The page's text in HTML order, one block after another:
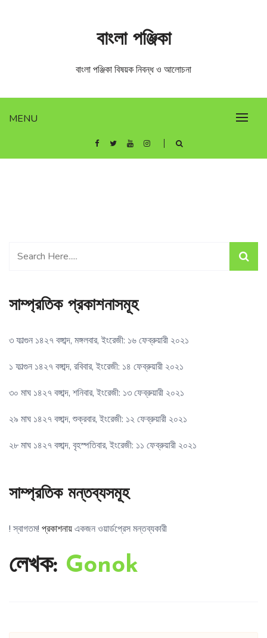
MENU
বাংলা পঞ্জিকা
বাংলা পঞ্জিকা বিষয়ক নিবন্ধ ও আলোচনা
লেখক: Gonok
সাম্প্রতিক প্রকাশনাসমূহ
৩ ফাল্গুন ১৪২৭ বঙ্গাব্দ, মঙ্গলবার, ইংরেজী: ১৬ ফেব্রুয়ারী ২০২১
১ ফাল্গুন ১৪২৭ বঙ্গাব্দ, রবিবার, ইংরেজী: ১৪ ফেব্রুয়ারী ২০২১
৩০ মাঘ ১৪২৭ বঙ্গাব্দ, শনিবার, ইংরেজী: ১৩ ফেব্রুয়ারী ২০২১
২৯ মাঘ ১৪২৭ বঙ্গাব্দ, শুক্রবার, ইংরেজী: ১২ ফেব্রুয়ারী ২০২১
২৮ মাঘ ১৪২৭ বঙ্গাব্দ, বৃহস্পতিবার, ইংরেজী: ১১ ফেব্রুয়ারী ২০২১
সাম্প্রতিক মন্তব্যসমূহ
! স্বাগতম! প্রকাশনায়একজন ওয়ার্ডপ্রেস মন্তব্যকারী